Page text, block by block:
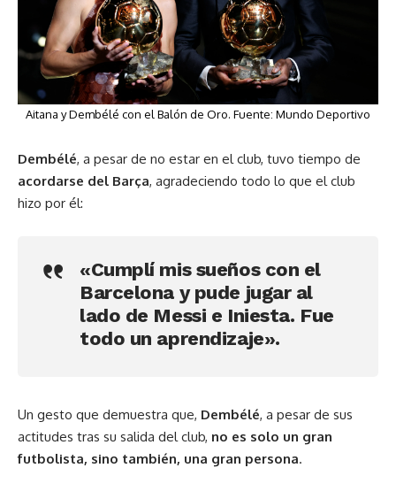
Aitana y Dembélé con el Balón de Oro. Fuente: Mundo Deportivo
Dembélé, a pesar de no estar en el club, tuvo tiempo de
acordarse del Barça, agradeciendo todo lo que el club
hizo por él:
«Cumplí mis sueños con el
Barcelona y pude jugar al
lado de Messi e Iniesta. Fue
todo un aprendizaje».
Un gesto que demuestra que, Dembélé, a pesar de sus
actitudes tras su salida del club, no es solo un gran
futbolista, sino también, una gran persona.